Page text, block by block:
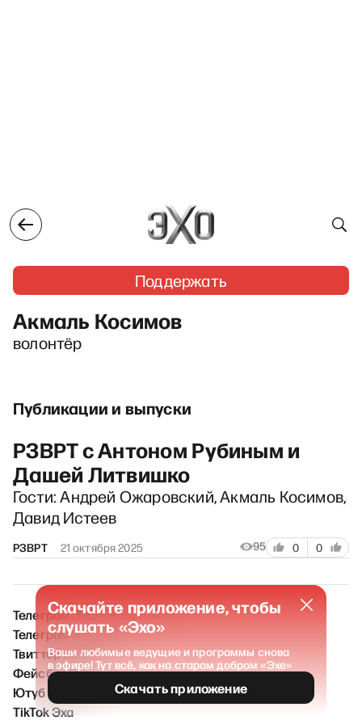
Поддержать
Акмаль Косимов
волонтёр
Публикации и выпуски
РЗВРТ с Антоном Рубиным и
Дашей Литвишко
Гости: Андрей Ожаровский, Акмаль Косимов,
Давид Истеев
РЗВРТ 21 октября 2025 95 0 0
Скачайте приложение, чтобы
слушать «Эхо»
Ваши любимые ведущие и программы снова
в эфире! Тут всё, как на старом добром «Эхе»
Скачать приложение
Телеграм ЭХО / Новости
Телеграм ЭХО FM
Твиттер Эха
Фейсбук Эха
Ютуб Эха
TikTok Эха